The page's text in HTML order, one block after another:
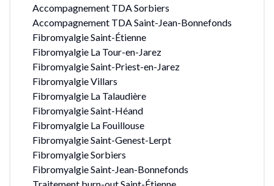
Accompagnement TDA Sorbiers
Accompagnement TDA Saint-Jean-Bonnefonds
Fibromyalgie Saint-Étienne
Fibromyalgie La Tour-en-Jarez
Fibromyalgie Saint-Priest-en-Jarez
Fibromyalgie Villars
Fibromyalgie La Talaudière
Fibromyalgie Saint-Héand
Fibromyalgie La Fouillouse
Fibromyalgie Saint-Genest-Lerpt
Fibromyalgie Sorbiers
Fibromyalgie Saint-Jean-Bonnefonds